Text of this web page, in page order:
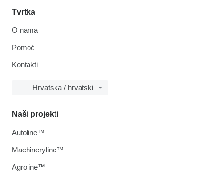
Tvrtka
O nama
Pomoć
Kontakti
Hrvatska / hrvatski
Naši projekti
Autoline™
Machineryline™
Agroline™